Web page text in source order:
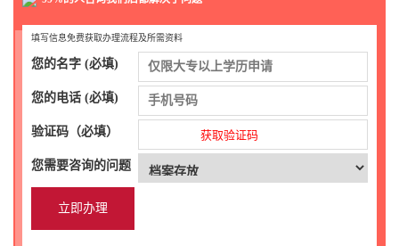
填写信息免费获取办理流程及所需资料
您的名字 (必填)
您的电话 (必填)
验证码（必填） 获取验证码
您需要咨询的问题